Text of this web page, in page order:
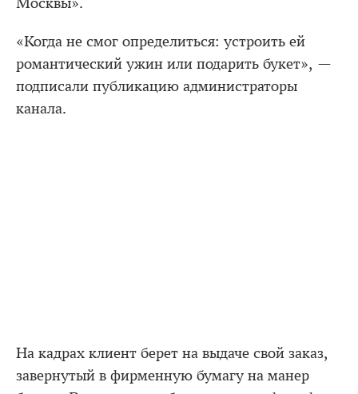
«Когда не смог определиться: устроить ей
романтический ужин или подарить букет», —
подписали публикацию администраторы
канала.
На кадрах клиент берет на выдаче свой заказ,
завернутый в фирменную бумагу на манер